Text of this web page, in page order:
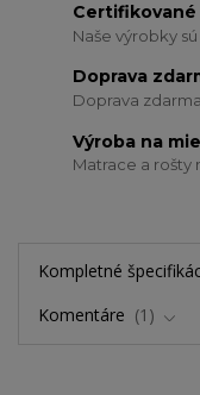
Naše výrobky
Doprava
Doprava
Výroba na
Matrace a rošty
Kompletné
Komentáre
1